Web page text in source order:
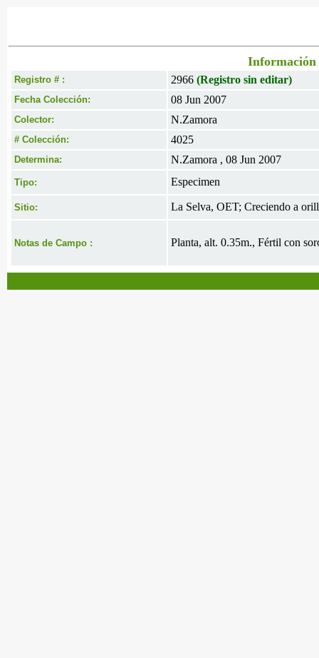
Información
Registro # : 2966 (Registro sin editar)
Fecha Colección: 08 Jun 2007
Colector: N.Zamora
# Colección: 4025
Determina: N.Zamora , 08 Jun 2007
Tipo: Especimen
Sitio: La Selva, OET; Creciendo a
Notas de Campo : Planta, alt. 0.35m., Fértil con